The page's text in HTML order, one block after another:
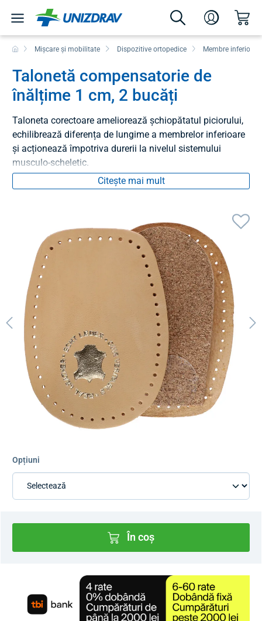
Mișcare și mobilitate Dispozitive ortopedice Membre inferioare
Talonetă compensatorie de
înălțime 1 cm, 2 bucăți
Taloneta corectoare ameliorează șchiopătatul piciorului,
echilibrează diferența de lungime a membrelor inferioare
și acționează împotriva durerii la nivelul sistemului
musculo-scheletic.
Citește mai mult
Opțiuni
În coș